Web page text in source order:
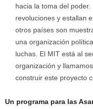
hacia la toma del
revoluciones y estallan
otros países son
una organización
luchas. El MIT está al
organización y
construir este proyecto
Un programa para las